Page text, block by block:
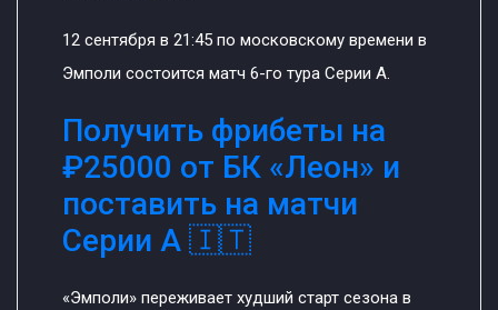
12 сентября в 21:45 по московскому времени в
Эмполи состоится матч 6-го тура Серии А.
Получить фрибеты на
₽25000 от БК «Леон» и
поставить на матчи
Серии А 🇮🇹
«Эмполи» переживает худший старт сезона в